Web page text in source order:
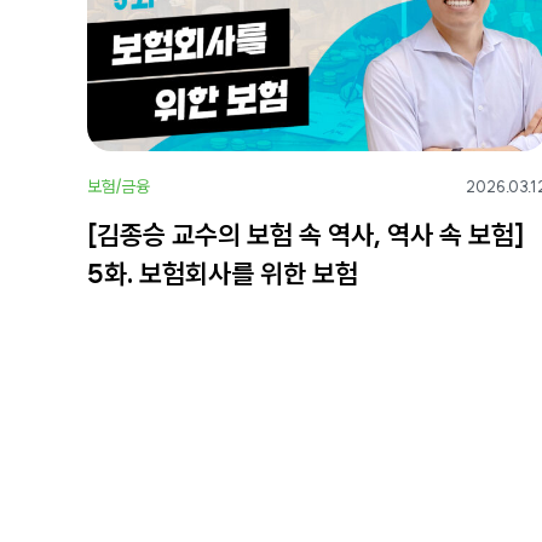
보험/금융
[김종승 교수의 보험 속 역사, 역사 속 보험]
5화. 보험회사를 위한 보험